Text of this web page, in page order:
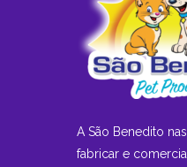
A São Benedito
fabricar e